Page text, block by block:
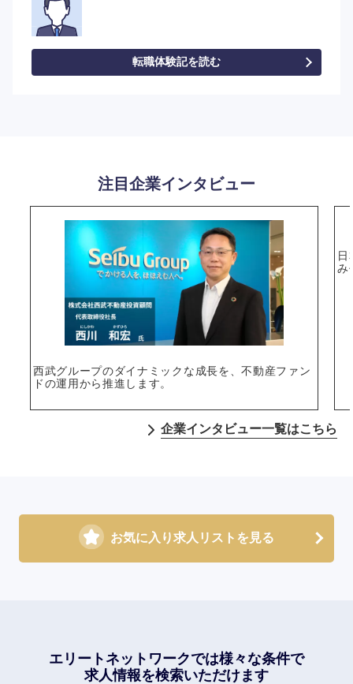
転職体験記を読む
注目企業インタビュー
西武グループのダイナミックな成長を、不動産ファン
ドの運用から推進します。
日
み
企業インタビュー一覧はこちら
お気に入り求人リストを見る
エリートネットワークでは様々な条件で
求人情報を検索いただけます